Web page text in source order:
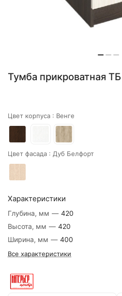
Тумба прикроватная
Цвет корпуса : Венге
Цвет фасада : Дуб Белфорт
Характеристики
Глубина, мм — 420
Высота, мм — 420
Ширина, мм — 400
Все характеристики